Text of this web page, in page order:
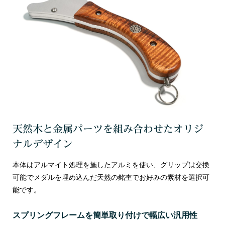
天然木と金属パーツを組み合わせたオリジ
ナルデザイン
本体はアルマイト処理を施したアルミを使い、グリップは交換
可能でメダルを埋め込んだ天然の銘杢でお好みの素材を選択可
能です。
スプリングフレームを簡単取り付けで幅広い汎用性